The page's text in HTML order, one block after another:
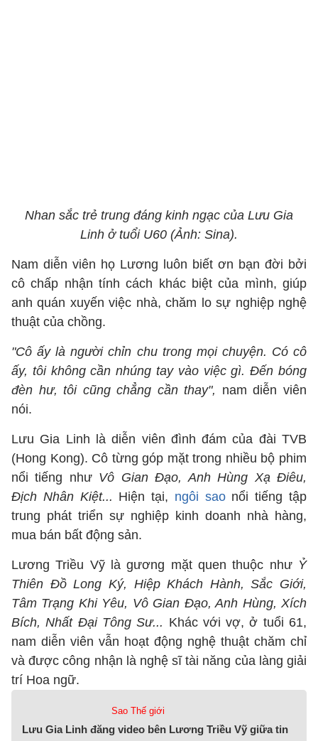
Nhan sắc trẻ trung đáng kinh ngạc của Lưu Gia
Linh ở tuổi U60 (Ảnh: Sina).
Nam diễn viên họ Lương luôn biết ơn bạn đời bởi
cô chấp nhận tính cách khác biệt của mình, giúp
anh quán xuyến việc nhà, chăm lo sự nghiệp nghệ
thuật của chồng.
"Cô ấy là người chỉn chu trong mọi chuyện. Có cô
ấy, tôi không cần nhúng tay vào việc gì. Đến bóng
đèn hư, tôi cũng chẳng cần thay", nam diễn viên
nói.
Lưu Gia Linh là diễn viên đình đám của đài TVB
(Hong Kong). Cô từng góp mặt trong nhiều bộ phim
nổi tiếng như Vô Gian Đạo, Anh Hùng Xạ Điêu,
Địch Nhân Kiệt... Hiện tại, ngôi saonổi tiếng tập
trung phát triển sự nghiệp kinh doanh nhà hàng,
mua bán bất động sản.
Lương Triều Vỹ là gương mặt quen thuộc như Ỷ
Thiên Đồ Long Ký, Hiệp Khách Hành, Sắc Giới,
Tâm Trạng Khi Yêu, Vô Gian Đạo, Anh Hùng, Xích
Bích, Nhất Đại Tông Sư... Khác với vợ, ở tuổi 61,
nam diễn viên vẫn hoạt động nghệ thuật chăm chỉ
và được công nhận là nghệ sĩ tài năng của làng giải
trí Hoa ngữ.
Sao Thế giới
Lưu Gia Linh đăng video bên Lương Triều Vỹ giữa tin